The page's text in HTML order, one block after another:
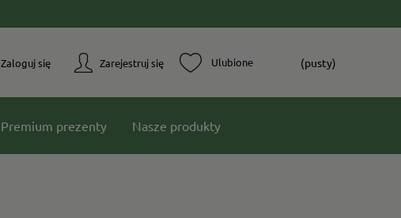
Zarejestruj się
Zaloguj się (pusty)
Premium prezenty Nasze produkty